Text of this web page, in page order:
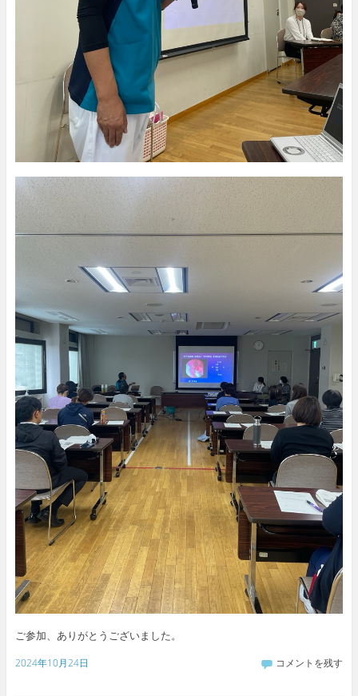
ご参加、ありがとうございました。
2024年10月24日 コメントを残す